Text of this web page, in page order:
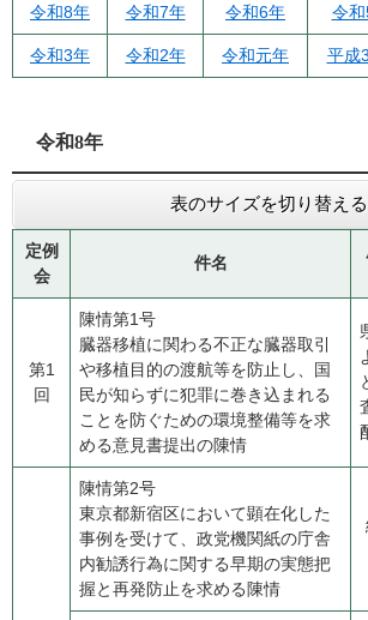
令和8年 令和7年 令和6年 令
令和3年 令和2年 令和元年 平成
令和8年
表のサイズを切り替える
定例
会
件名
第1
回
陳情第1号
​臓器移植に関わる不正な臓器取引
や移植目的の渡航等を防止し、国
民が知らずに犯罪に巻き込まれる
ことを防ぐための環境整備等を求
める意見書提出の陳情
陳情第2号
​東京都新宿区において顕在化した
事例を受けて、政党機関紙の庁舎
内勧誘行為に関する早期の実態把
握と再発防止を求める陳情